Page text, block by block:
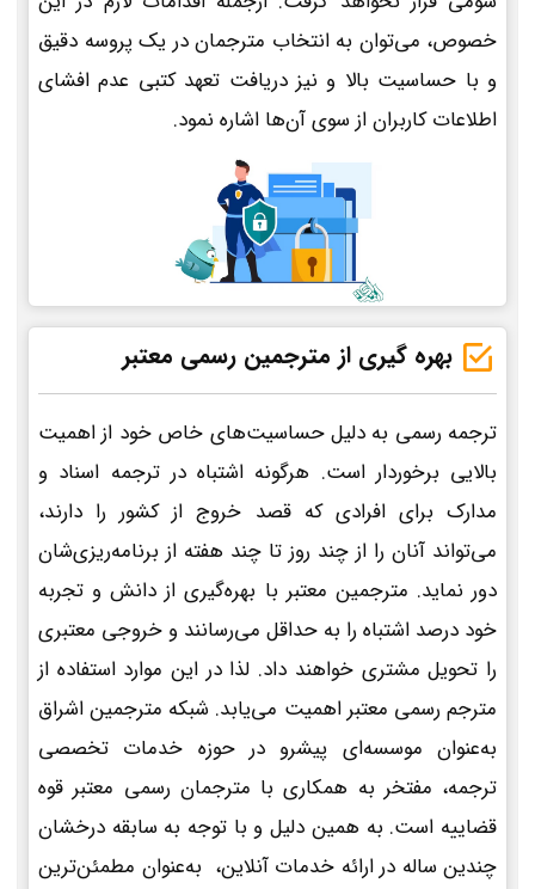
خصوص، می‌توان به انتخاب مترجمان در یک پروسه دقیق
و با حساسیت بالا و نیز دریافت تعهد کتبی عدم افشای
اطلاعات کاربران از سوی آن‌ها اشاره نمود.
بهره گیری از مترجمین رسمی معتبر
ترجمه رسمی به دلیل حساسیت‌های خاص خود از اهمیت
بالایی برخوردار است. هرگونه اشتباه در ترجمه اسناد و
مدارک برای افرادی که قصد خروج از کشور را دارند،
می‌تواند آنان را از چند روز تا چند هفته از برنامه‌ریزی‌شان
دور نماید. مترجمین معتبر با بهره‌گیری از دانش و تجربه
خود درصد اشتباه را به حداقل می‌رسانند و خروجی معتبری
را تحویل مشتری خواهند داد. لذا در این موارد استفاده از
مترجم رسمی معتبر اهمیت می‌یابد. شبکه مترجمین اشراق
به‌عنوان موسسه‌ای پیشرو در حوزه خدمات تخصصی
ترجمه، مفتخر به همکاری با مترجمان رسمی معتبر قوه
قضاییه است. به همین دلیل و با توجه به سابقه درخشان
چندین ساله در ارائه خدمات آنلاین، به‌عنوان مطمئن‌ترین